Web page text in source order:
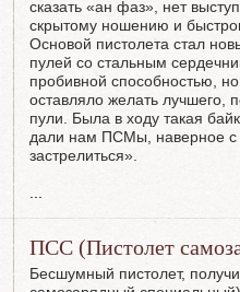
сказать «ан фаз», нет
скрытому ношению и
Основой пистолета стал
пулей со стальным
пробивной способностью,
оставляло желать лучшего,
пули. Была в ходу такая
дали нам ПСМы, наверное с
застрелиться».
ПСС (Пистолет
Бесшумный пистолет,